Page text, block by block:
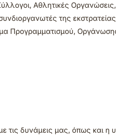
Αθλητικές
της
Προγραμματισμού,
δυνάμεις μας, όπως και η